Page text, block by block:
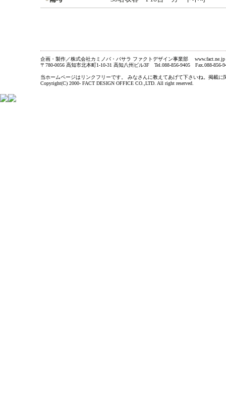
企画・製作／株式会社カミノバ・バサラ ファクトデザイン事業部 www.fact.ne.jp
〒780-0056 高知市北本町1-10-31 高知八州ビル3F Tel.088-856-9405 Fax.088-856-
当ホームページはリンクフリーです。 みなさんに教えてあげて下さいね。掲載
Copyright(C) 2000- FACT DESIGN OFFICE CO.,LTD. All right reserved.